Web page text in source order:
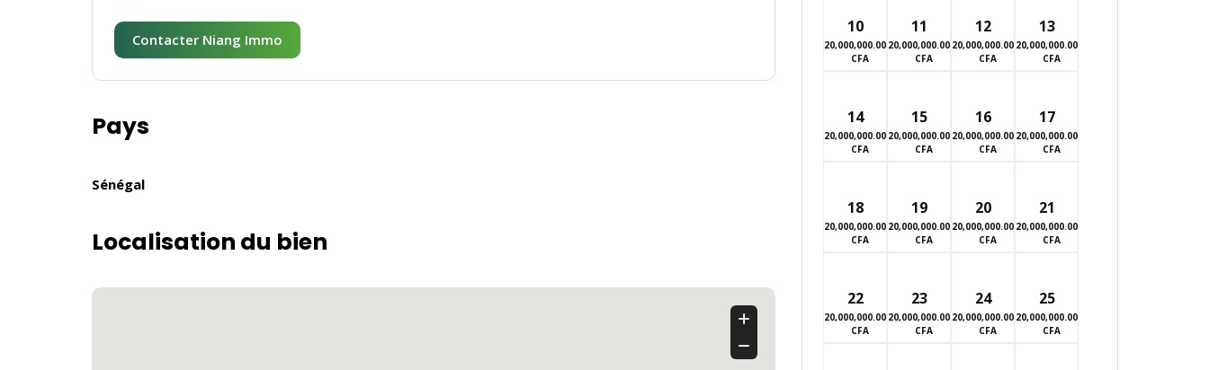
Contacter Niang Immo
Pays
Sénégal
Localisation du bien
10
20,000,000.00
CFA
11
20,000,000.00
CFA
12
20,000,000.00
CFA
13
20,000,000.00
CFA
14
20,000,000.00
CFA
15
20,000,000.00
CFA
16
20,000,000.00
CFA
17
20,000,000.00
CFA
18
20,000,000.00
CFA
19
20,000,000.00
CFA
20
20,000,000.00
CFA
21
20,000,000.00
CFA
22
20,000,000.00
CFA
23
20,000,000.00
CFA
24
20,000,000.00
CFA
25
20,000,000.00
CFA